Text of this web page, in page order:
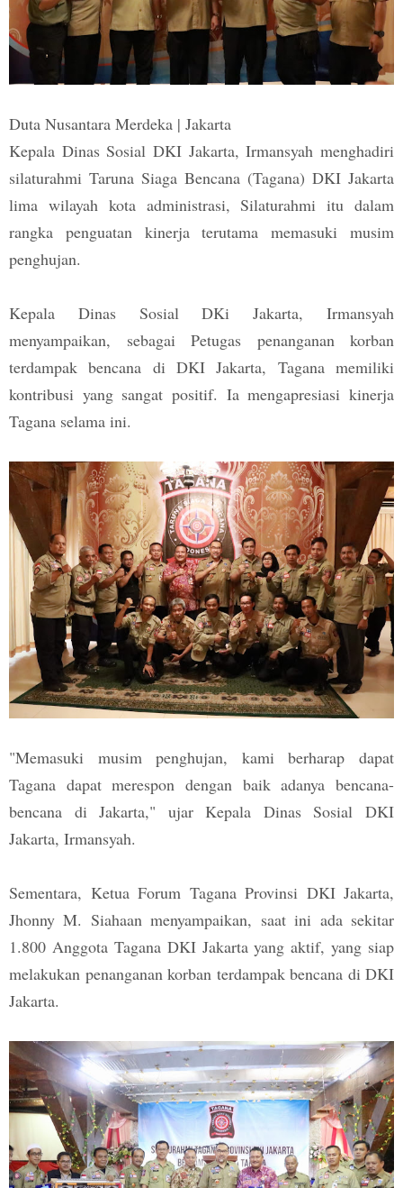
Duta Nusantara Merdeka | Jakarta
Kepala Dinas Sosial DKI Jakarta, Irmansyah menghadiri
silaturahmi Taruna Siaga Bencana (Tagana) DKI Jakarta
lima wilayah kota administrasi, Silaturahmi itu dalam
rangka penguatan kinerja terutama memasuki musim
penghujan.
Kepala Dinas Sosial DKi Jakarta, Irmansyah
menyampaikan, sebagai Petugas penanganan korban
terdampak bencana di DKI Jakarta, Tagana memiliki
kontribusi yang sangat positif. Ia mengapresiasi kinerja
Tagana selama ini.
"Memasuki musim penghujan, kami berharap dapat
Tagana dapat merespon dengan baik adanya bencana-
bencana di Jakarta," ujar Kepala Dinas Sosial DKI
Jakarta, Irmansyah.
Sementara, Ketua Forum Tagana Provinsi DKI Jakarta,
Jhonny M. Siahaan menyampaikan, saat ini ada sekitar
1.800 Anggota Tagana DKI Jakarta yang aktif, yang siap
melakukan penanganan korban terdampak bencana di DKI
Jakarta.